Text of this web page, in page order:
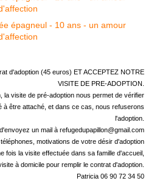
d'adoption (45 euros) ET ACCEPTEZ NOTRE
VISITE DE PRE-ADOPTION.
la visite de pré-adoption nous permet de vérifier
à être attaché, et dans ce cas, nous refuserons
l'adoption.
un mail à refugedupapillon@gmail.com
motivations de votre désir d'adoption
fois la visite effectuée dans sa famille d'accueil,
à domicile pour remplir le contrat d'adoption.
Patricia 06 90 72 34 50